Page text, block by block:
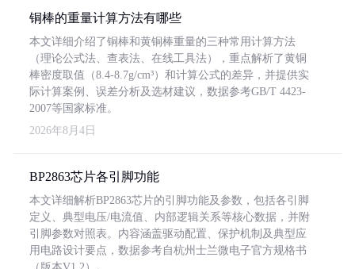
铜棒的重量计算方法有哪些
本文详细介绍了铜棒和黄铜棒重量的三种常用计算方法
（理论公式法、查表法、在线工具法），重点解析了黄铜
棒密度取值（8.4-8.7g/cm³）和计算公式的差异，并提供实
际计算案例、误差分析及选材建议，数据参考GB/T 4423-
2007等国家标准。
2026年8月4日
BP2863芯片各引脚功能
本文详细解析BP2863芯片的引脚功能及参数，包括各引脚
定义、典型电压/电流值、内部逻辑关系等核心数据，并附
引脚参数对照表。内容涵盖驱动配置、保护机制及典型应
用电路设计要点，数据参考自杭州士兰微电子官方规格书